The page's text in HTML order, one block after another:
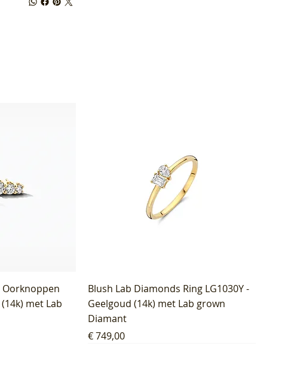
Oorknoppen
met Lab
Blush Lab Diamonds Ring LG1030Y -
Geelgoud (14k) met Lab grown
Diamant
Prijs
€ 749,00